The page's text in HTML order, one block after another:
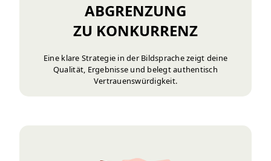
ABGRENZUNG
ZU KONKURRENZ
Eine klare Strategie in der Bildsprache zeigt deine
Qualität, Ergebnisse und belegt authentisch
Vertrauenswürdigkeit.